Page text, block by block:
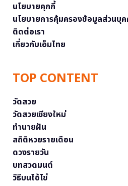
นโยบายคุกกี้
นโยบายการคุ้มครองข้อมูลส่วนบุ
ติดต่อเรา
เกี่ยวกับเอ็มไทย
TOP CONTENT
วัดสวย
วัดสวยเชียงใหม่
ทำนายฝัน
สถิติหวยรายเดือน
ดวงรายวัน
บทสวดมนต์
วิธีบนไอ้ไข่